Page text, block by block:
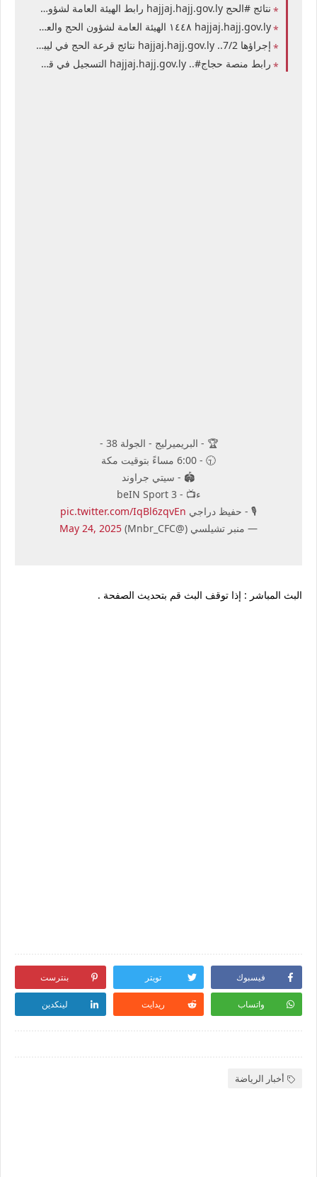
نتائج #الحج hajjaj.hajj.gov.ly رابط الهيئة العامة لشؤون الحج والعمرة الليبية نتائج قرعة الحج أسماء المقبولين في قرعة الحج في ليبيا 2027 برقم التسجيل وبطاقة الهوية
hajjaj.hajj.gov.ly ١٤٤٨ الهيئة العامة لشؤون الحج والعمرة إعلان نتائج قرعة الحج في ليبيا أسماء المقبولين في حج 2027 من ليبيا بكافة فروعها في الجمهورية الليبية
إجراؤها 7/2.. hajjaj.hajj.gov.ly نتائج قرعة الحج في ليبيا 2027 برقم التسجيل موقع الهيئة العامة لشؤون الحج والعمرة قرعة الحج أسماء المقبولين الناجحين بالكشوفات
رابط منصة حجاج#.. hajjaj.hajj.gov.ly التسجيل في قرعة الحج في ليبيا 2026 برقم التسجيل موقع التسجيل إلكترونيا في قرعة الحج لهذا العام 1448هـ - 2027م حكومة الوحدة الوطنية
🏆 - البريميرليج - الجولة 38 -
🕤 - 6:00 مساءً بتوقيت مكة
🏟 - سيتي جراوند
ء📺 - beIN Sport 3
🎙️ - حفيظ دراجي pic.twitter.com/IqBl6zqvEn
— منبر تشيلسي (@Mnbr_CFC)
May 24, 2025
البث المباشر : إذا توقف البث قم بتحديث الصفحة .
فيسبوك تويتر بنترست
واتساب ريدايت لينكدين
أخبار الرياضة